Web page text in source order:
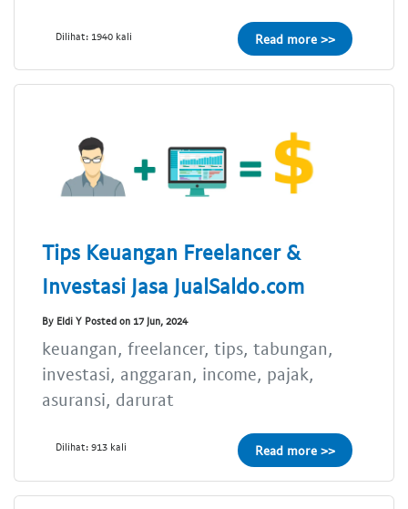
Dilihat: 1940 kali Read more >>
Tips Keuangan Freelancer &
Investasi Jasa JualSaldo.com
By Eldi Y Posted on 17 Jun, 2024
keuangan, freelancer, tips, tabungan,
investasi, anggaran, income, pajak,
asuransi, darurat
Dilihat: 913 kali Read more >>